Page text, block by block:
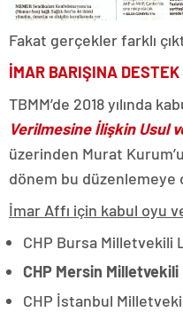
Fakat gerçekler farklı
İMAR BARIŞINA
TBMM’de 2018 yılında
Verilmesine İlişkin Usul
üzerinden Murat
dönem bu düzenlemeye
İmar Affı için kabul oyu
CHP Bursa Milletvekili
CHP Mersin
CHP İstanbul